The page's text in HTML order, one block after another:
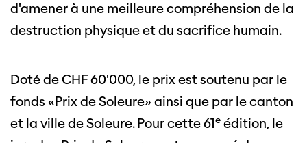
d'amener à une meilleure compréhension de la
destruction physique et du sacrifice humain.
Doté de CHF 60'000, le prix est soutenu par le
fonds «Prix de Soleure» ainsi que par le canton
et la ville de Soleure. Pour cette 61e édition, le